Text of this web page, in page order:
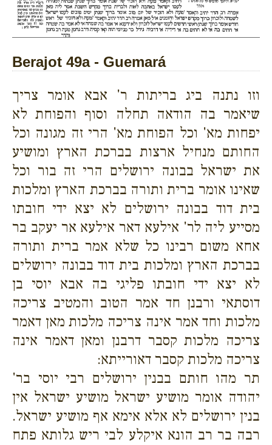
Berajot 49a - Guemará
וזו נתנה ביג בריתות ר' אבא אומר צריך
שיאמר בה הודאה תחלה וסוף והפוחת לא
יפחות מא' וכל הפוחת מא' הרי זה מגונה וכל
החותם מנחיל ארצות בברכת הארץ ומושיע
את ישראל בבונה ירושלים הרי זה בור וכל
שאינו אומר ברית ותורה בברכת הארץ ומלכות
בית דוד בבונה ירושלים לא יצא ידי חובתו
מסייע ליה לר' אילעא דאר אילעא אר יעקב בר
אחא משום רבינו כל שלא אמר ברית ותורה
בברכת הארץ ומלכות בית דוד בבונה ירושלים
לא יצא ידי חובתו פליגי בה אבא יוסי בן
דוסתאי ורבנן חד אמר הטוב והמטיב צריכה
מלכות וחד אמר אינה צריכה מלכות מאן דאמר
צריכה מלכות קסבר דרבנן ומאן דאמר אינה
צריכה מלכות קסבר דאורייתא:
תר מהו חותם בבנין ירושלים רבי יוסי בר'
יהודה אומר מושיע ישראל מושיע ישראל אין
בנין ירושלים לא אלא אימא אף מושיע ישראל.
רבה בר רב הונא איקלע לבי ריש גלותא פתח